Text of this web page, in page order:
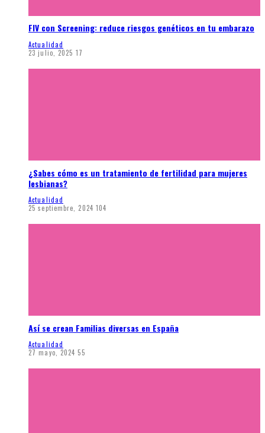
FIV con Screening: reduce riesgos genéticos en tu embarazo
Actualidad
23 julio, 2025 17
¿Sabes cómo es un tratamiento de fertilidad para mujeres
lesbianas?
Actualidad
25 septiembre, 2024 104
Así se crean Familias diversas en España
Actualidad
27 mayo, 2024 55